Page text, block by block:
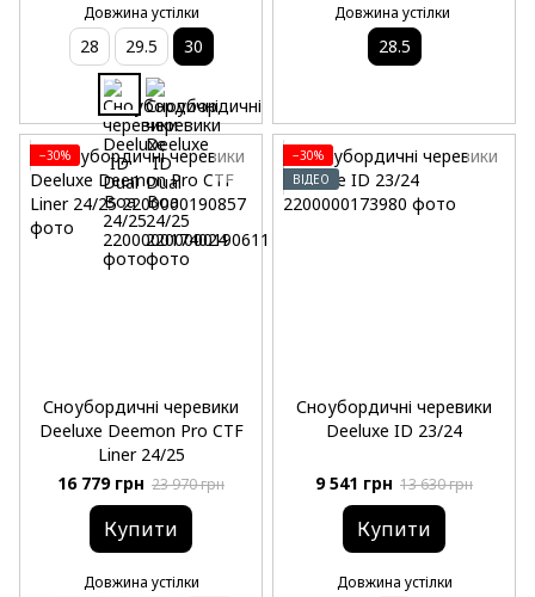
Довжина устілки
28 29.5 30
Довжина устілки
28.5
−30%
Сноубордичні черевики
Deeluxe Deemon Pro CTF
Liner 24/25
16 779 грн 23 970 грн
Купити
Довжина устілки
−30%
ВІДЕО
Сноубордичні черевики
Deeluxe ID 23/24
9 541 грн 13 630 грн
Купити
Довжина устілки